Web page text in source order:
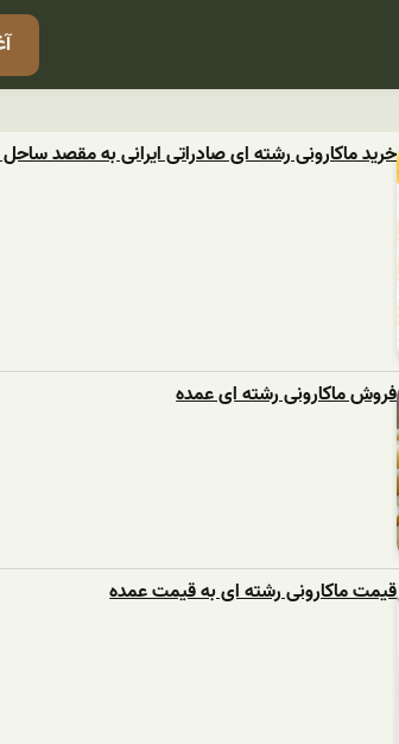
خرید ماکارونی رشته ای صادراتی ایرانی به مقصد
فروش ماکارونی رشته ای عمده
قیمت ماکارونی رشته ای به قیمت عمده